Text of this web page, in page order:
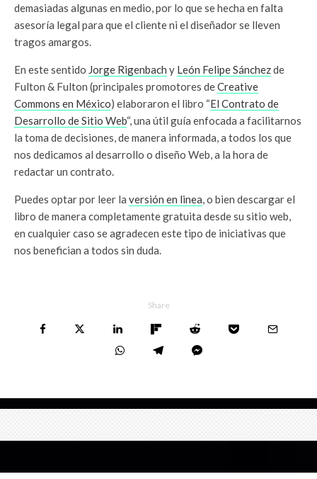
demasiadas algunas en medio, por lo que se hecha en falta
asesoría legal para que el cliente ni el diseñador se lleven
tragos amargos.
En este sentido Jorge Rigenbach y León Felipe Sánchezde
Fulton & Fulton (principales promotores deCreative
Commons en México) elaboraron el libro “El Contrato de
Desarrollo de Sitio Web“, una útil guía enfocada a facilitarnos
la toma de decisiones, de manera informada, a todos los que
nos dedicamos al desarrollo o diseño Web, a la hora de
redactar un contrato.
Puedes optar por leer la versión en linea, o bien descargar el
libro de manera completamente gratuita desde su sitio web,
en cualquier caso se agradecen este tipo de iniciativas que
nos benefician a todos sin duda.
Share